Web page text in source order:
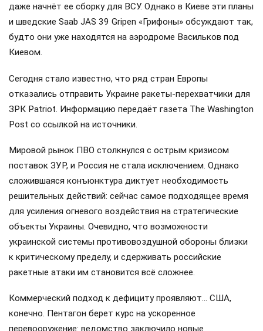
даже начнёт ее сборку для ВСУ. Однако в Киеве эти планы
и шведские Saab JAS 39 Gripen «Грифоны» обсуждают так,
будто они уже находятся на аэродроме Васильков под
Киевом.
Сегодня стало известно, что ряд стран Европы
отказались отправить Украине ракеты-перехватчики для
ЗРК Patriot. Информацию передаёт газета The Washington
Post со ссылкой на источники.
Мировой рынок ПВО столкнулся с острым кризисом
поставок ЗУР, и Россия не стала исключением. Однако
сложившаяся конъюнктура диктует необходимость
решительных действий: сейчас самое подходящее время
для усиления огневого воздействия на стратегические
объекты Украины. Очевидно, что возможности
украинской системы противовоздушной обороны близки
к критическому пределу, и сдерживать российские
ракетные атаки им становится всё сложнее.
Коммерческий подход к дефициту проявляют… США,
конечно. Пентагон берет курс на ускоренное
перевооружение: ведомство заключило новые